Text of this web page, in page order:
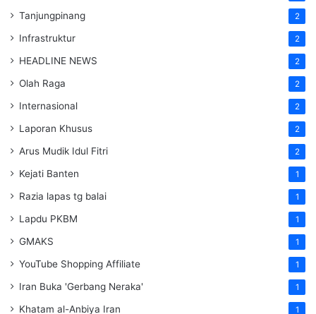
Tanjungpinang 2
Infrastruktur 2
HEADLINE NEWS 2
Olah Raga 2
Internasional 2
Laporan Khusus 2
Arus Mudik Idul Fitri 2
Kejati Banten 1
Razia lapas tg balai 1
Lapdu PKBM 1
GMAKS 1
YouTube Shopping Affiliate 1
Iran Buka 'Gerbang Neraka' 1
Khatam al-Anbiya Iran 1